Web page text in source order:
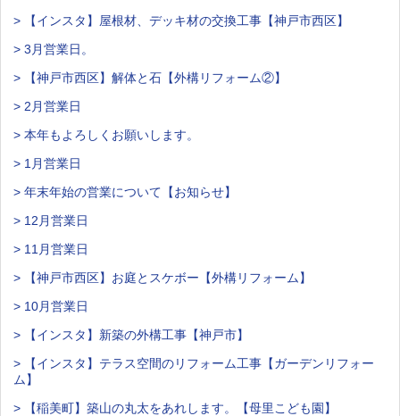
> 【インスタ】屋根材、デッキ材の交換工事【神戸市西区】
> 3月営業日。
> 【神戸市西区】解体と石【外構リフォーム②】
> 2月営業日
> 本年もよろしくお願いします。
> 1月営業日
> 年末年始の営業について【お知らせ】
> 12月営業日
> 11月営業日
> 【神戸市西区】お庭とスケボー【外構リフォーム】
> 10月営業日
> 【インスタ】新築の外構工事【神戸市】
> 【インスタ】テラス空間のリフォーム工事【ガーデンリフォー
ム】
> 【稲美町】築山の丸太をあれします。【母里こども園】